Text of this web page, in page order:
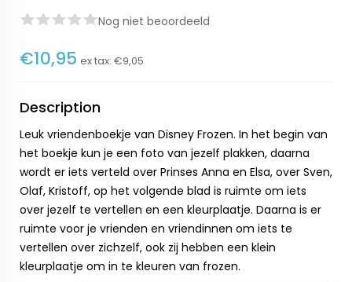
Nog niet beoordeeld
€10,95 ex tax: €9,05
Description
Leuk vriendenboekje van Disney Frozen. In het begin van
het boekje kun je een foto van jezelf plakken, daarna
wordt er iets verteld over Prinses Anna en Elsa, over Sven,
Olaf, Kristoff, op het volgende blad is ruimte om iets
over jezelf te vertellen en een kleurplaatje. Daarna is er
ruimte voor je vrienden en vriendinnen om iets te
vertellen over zichzelf, ook zij hebben een klein
kleurplaatje om in te kleuren van frozen.